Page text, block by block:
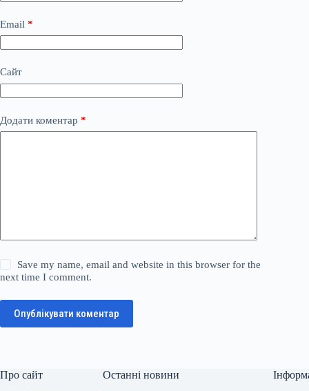
Email *
Сайт
Додати коментар *
Save my name, email and website in this browser for the
next time I comment.
Опублікувати коментар
Про сайт Останні новини